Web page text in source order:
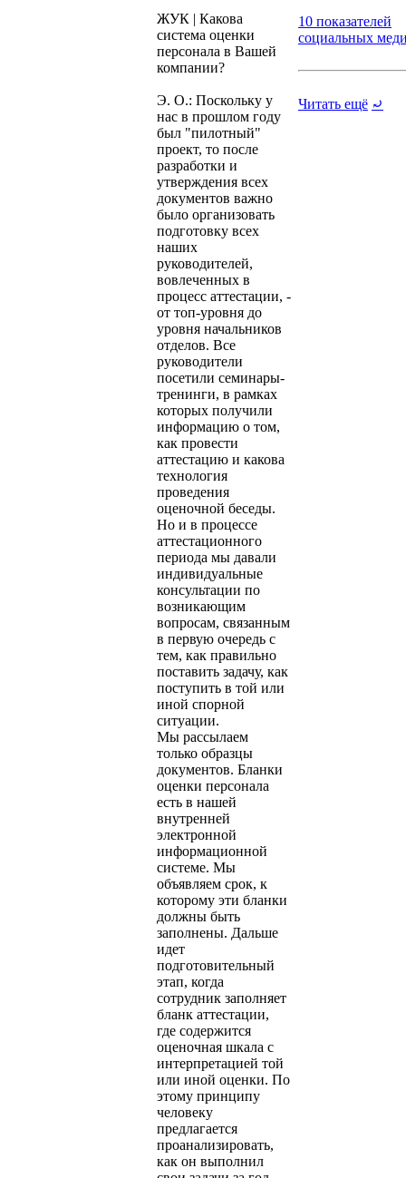
ЖУК | Какова
система оценки
персонала в Вашей
компании?
Э. О.: Поскольку у
нас в прошлом году
был "пилотный"
проект, то после
разработки и
утверждения всех
документов важно
было организовать
подготовку всех
наших
руководителей,
вовлеченных в
процесс аттестации, -
от топ-уровня до
уровня начальников
отделов. Все
руководители
посетили семинары-
тренинги, в рамках
которых получили
информацию о том,
как провести
аттестацию и какова
технология
проведения
оценочной беседы.
Но и в процессе
аттестационного
периода мы давали
индивидуальные
консультации по
возникающим
вопросам, связанным
в первую очередь с
тем, как правильно
поставить задачу, как
поступить в той или
иной спорной
ситуации.
Мы рассылаем
только образцы
документов. Бланки
оценки персонала
есть в нашей
внутренней
электронной
информационной
системе. Мы
объявляем срок, к
которому эти бланки
должны быть
заполнены. Дальше
идет
подготовительный
этап, когда
сотрудник заполняет
бланк аттестации,
где содержится
оценочная шкала с
интерпретацией той
или иной оценки. По
этому принципу
человеку
предлагается
проанализировать,
как он выполнил
10 показателей
социальных
Читать ещё ⤾